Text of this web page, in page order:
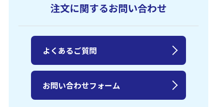
注文に関するお問い合わせ
よくあるご質問
お問い合わせフォーム